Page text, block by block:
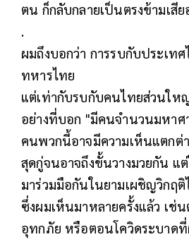
ตน ก็กลับกลายเป็นตรงข้ามเสี
.
ผมถึงบอกว่า การรบกับประเท
ทหารไทย
แต่เท่ากับรบกับคนไทยส่วนให
อย่างที่บอก "มีคนจำนวนมหาศ
คนพวกนี้อาจมีความเห็นแตกต่
สุดกู่จนอาจถึงขั้นวางมวยกัน แ
มาร่วมมือกันในยามเผชิญวิกฤติ
ซึ่งผมเห็นมาหลายครั้งแล้ว เช่
อุทกภัย หรือตอนโควิดระบาด